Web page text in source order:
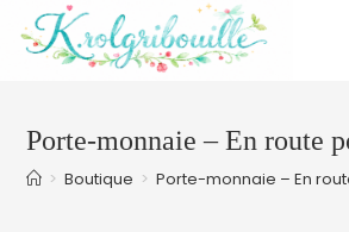
Porte-monnaie – En route
> Boutique > Porte-monnaie – En